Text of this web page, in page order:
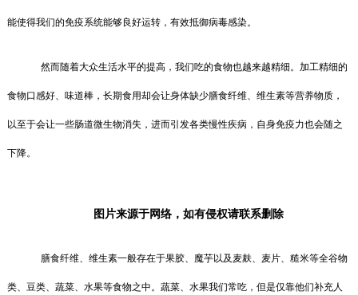
能使得我们的免疫系统能够良好运转，有效抵御病毒感染。
然而随着大众生活水平的提高，我们吃的食物也越来越精细。加工精细的
食物口感好、味道棒，长期食用却会让身体缺少膳食纤维、维生素等营养物质，
以至于会让一些肠道微生物消失，进而引发各类慢性疾病，自身免疫力也会随之
下降。
图片来源于网络，如有侵权请联系删除
膳食纤维、维生素一般存在于果胶、魔芋以及麦麸、麦片、糙米等全谷物
类、豆类、蔬菜、水果等食物之中。蔬菜、水果我们常吃，但是仅靠他们补充人